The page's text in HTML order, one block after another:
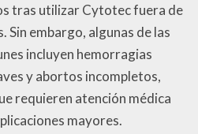
tras utilizar Cytotec fuera de
Sin embargo, algunas de las
incluyen hemorragias
y abortos incompletos,
requieren atención médica
mayores.